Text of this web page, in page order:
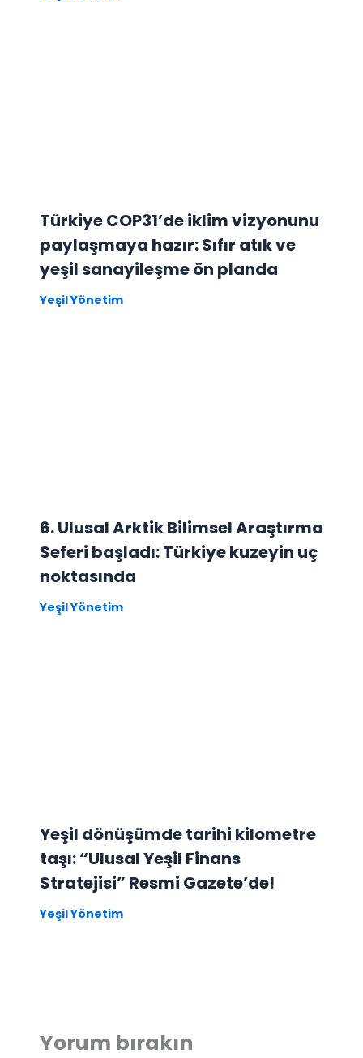
Türkiye COP31’de iklim vizyonunu
paylaşmaya hazır: Sıfır atık ve
yeşil sanayileşme ön planda
Yeşil Yönetim
6. Ulusal Arktik Bilimsel Araştırma
Seferi başladı: Türkiye kuzeyin uç
noktasında
Yeşil Yönetim
Yeşil dönüşümde tarihi kilometre
taşı: “Ulusal Yeşil Finans
Stratejisi” Resmi Gazete’de!
Yeşil Yönetim
Yorum bırakın